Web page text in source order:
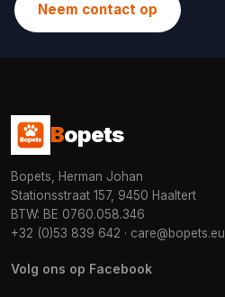
Neem contact op
Bopets
Bopets, Herman Johan
Stationsstraat 157, 9450 Haaltert
BTW: BE 0760.058.346
+32 (0)53 839 642 · care@bopets.eu
Volg ons op Facebook